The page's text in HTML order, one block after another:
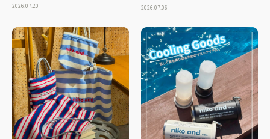
2026.07.20 2026.07.06